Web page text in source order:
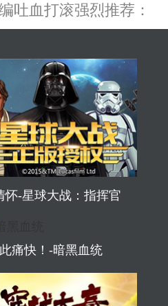
吐血打滚强烈推荐：
怀-星球大战：指挥官
痛快！-暗黑血统